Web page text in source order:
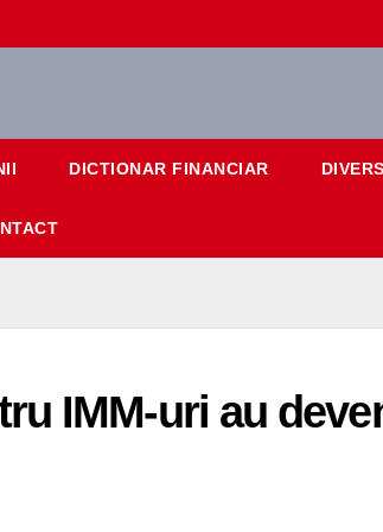
DICTIONAR FINANCIAR
IMM-uri au